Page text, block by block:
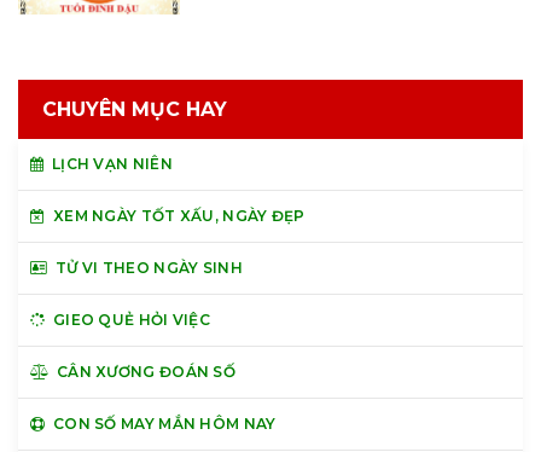
CHUYÊN MỤC HAY
LỊCH VẠN NIÊN
XEM NGÀY TỐT XẤU, NGÀY ĐẸP
TỬ VI THEO NGÀY SINH
GIEO QUẺ HỎI VIỆC
CÂN XƯƠNG ĐOÁN SỐ
CON SỐ MAY MẮN HÔM NAY